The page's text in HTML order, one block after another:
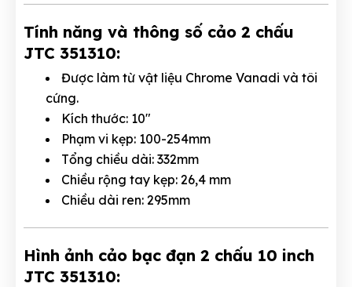
Tính năng và thông số cảo 2 chấu
JTC 351310:
Được làm từ vật liệu Chrome Vanadi và tôi
cứng.
Kích thước: 10"
Phạm vi kẹp: 100-254mm
Tổng chiều dài: 332mm
Chiều rộng tay kẹp: 26,4 mm
Chiều dài ren: 295mm
Hình ảnh cảo bạc đạn 2 chấu 10 inch
JTC 351310: